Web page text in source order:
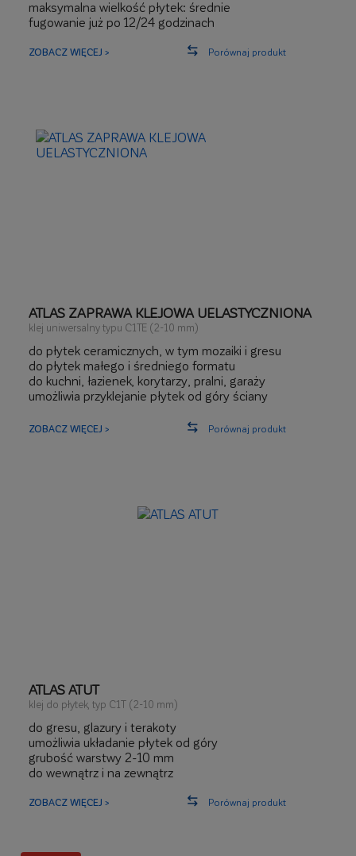
maksymalna wielkość płytek: średnie
fugowanie już po 12/24 godzinach
ZOBACZ WIĘCEJ > Porównaj produkt
ATLAS ZAPRAWA KLEJOWA UELASTYCZNIONA
klej uniwersalny typu C1TE (2-10 mm)
do płytek ceramicznych, w tym mozaiki i gresu
do płytek małego i średniego formatu
do kuchni, łazienek, korytarzy, pralni, garaży
umożliwia przyklejanie płytek od góry ściany
ZOBACZ WIĘCEJ > Porównaj produkt
ATLAS ATUT
klej do płytek, typ C1T (2-10 mm)
do gresu, glazury i terakoty
umożliwia układanie płytek od góry
grubość warstwy 2-10 mm
do wewnątrz i na zewnątrz
ZOBACZ WIĘCEJ > Porównaj produkt